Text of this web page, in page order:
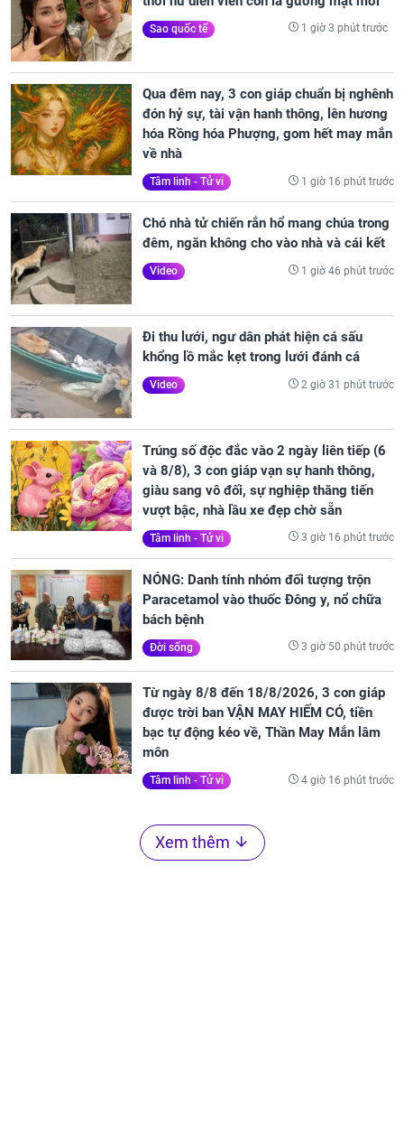
Sao quốc tế 1 giờ 3 phút trước
Qua đêm nay, 3 con giáp chuẩn bị nghênh
đón hỷ sự, tài vận hanh thông, lên hương
hóa Rồng hóa Phượng, gom hết may mắn
về nhà
Tâm linh - Tử vi 1 giờ 16 phút trước
Chó nhà tử chiến rắn hổ mang chúa trong
đêm, ngăn không cho vào nhà và cái kết
Video 1 giờ 46 phút trước
Đi thu lưới, ngư dân phát hiện cá sấu
khổng lồ mắc kẹt trong lưới đánh cá
Video 2 giờ 31 phút trước
Trúng số độc đắc vào 2 ngày liên tiếp (6
và 8/8), 3 con giáp vạn sự hanh thông,
giàu sang vô đối, sự nghiệp thăng tiến
vượt bậc, nhà lầu xe đẹp chờ sẵn
Tâm linh - Tử vi 3 giờ 16 phút trước
NÓNG: Danh tính nhóm đối tượng trộn
Paracetamol vào thuốc Đông y, nổ chữa
bách bệnh
Đời sống 3 giờ 50 phút trước
Từ ngày 8/8 đến 18/8/2026, 3 con giáp
được trời ban VẬN MAY HIẾM CÓ, tiền
bạc tự động kéo về, Thần May Mắn lâm
môn
Tâm linh - Tử vi 4 giờ 16 phút trước
Xem thêm